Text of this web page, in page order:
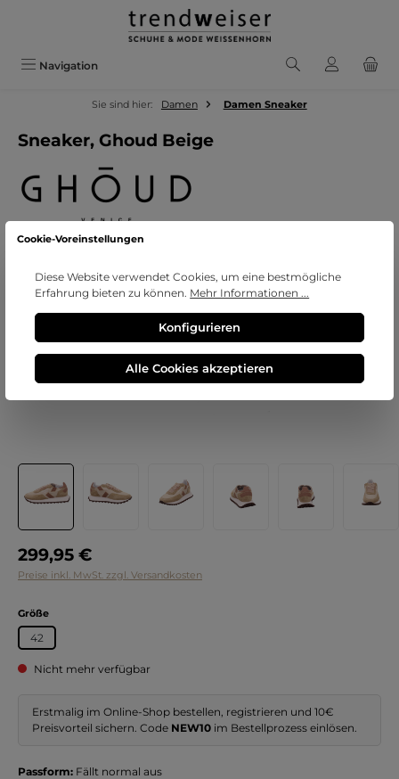
Zum Hauptinhalt springen
Navigation
Sie sind hier: Damen Damen Sneaker
Sneaker, Ghoud Beige
Bildergalerie überspringen
Regulärer Preis:
299,95 €
Preise inkl. MwSt. zzgl. Versandkosten
Größeauswählen
42
Nicht mehr verfügbar
Erstmalig im Online-Shop bestellen, registrieren und 10€
Preisvorteil sichern. Code NEW10 im Bestellprozess einlösen.
Passform: Fällt normal aus
Cookie-Voreinstellungen
Diese Website verwendet Cookies, um eine bestmögliche
Erfahrung bieten zu können. Mehr Informationen ...
Konfigurieren
Alle Cookies akzeptieren